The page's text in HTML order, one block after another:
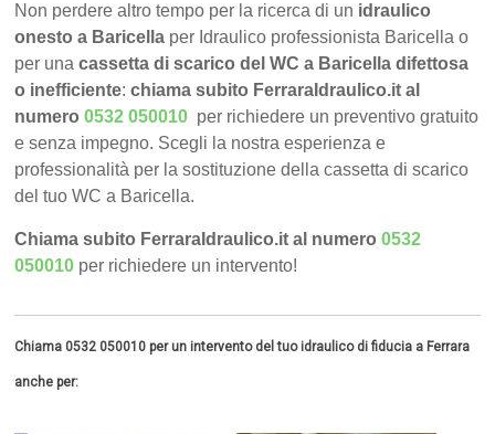
Non perdere altro tempo per la ricerca di un idraulico
onesto a Baricella per Idraulico professionista Baricella o
per unacassetta di scarico del WC a Baricella difettosa
o inefficiente:chiama subito FerraraIdraulico.it al
numero0532 050010 per richiedere un preventivo gratuito
e senza impegno. Scegli la nostra esperienza e
professionalità per la sostituzione della cassetta di scarico
del tuo WC a Baricella.
Chiama subito FerraraIdraulico.it al numero0532
050010 per richiedere un intervento!
Chiama 0532 050010 per un intervento del tuo idraulico di fiducia a Ferrara
anche per: